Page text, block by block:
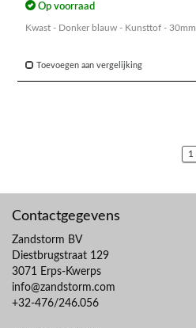
Op voorraad
Kwast - Donker blauw - Kunsttof - 30mm
Toevoegen aan vergelijking
1
Contactgegevens
Zandstorm BV
Diestbrugstraat 129
3071 Erps-Kwerps
info@zandstorm.com
+32-476/246.056